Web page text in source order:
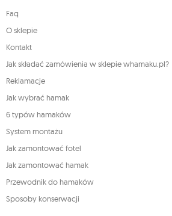
Faq
O sklepie
Kontakt
Jak składać zamówienia w sklepie whamaku.pl?
Reklamacje
Jak wybrać hamak
6 typów hamaków
System montażu
Jak zamontować fotel
Jak zamontować hamak
Przewodnik do hamaków
Sposoby konserwacji